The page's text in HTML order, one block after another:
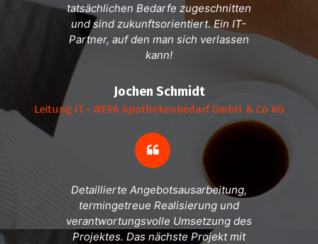
tatsächlichen Bedarfe zugeschnitten
und sind zukunftsorientiert. Ein IT-
Partner, auf den man sich verlassen
kann!
Jochen Schmidt
Leitung IT • WEPA Apothekenbedarf GmbH & Co KG
Detaillierte Angebotsausarbeitung,
termingetreue Realisierung und
verantwortungsvolle Umsetzung des
Projektes. Das nächste Projekt mit